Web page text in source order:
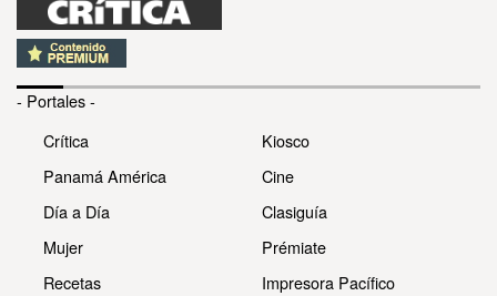
- Portales -
Crítica
Panamá América
Día a Día
Mujer
Recetas
Kiosco
Cine
Clasiguía
Prémiate
Impresora Pacífico